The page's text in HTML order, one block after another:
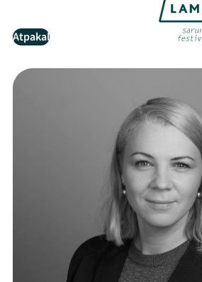
Atpakaļ